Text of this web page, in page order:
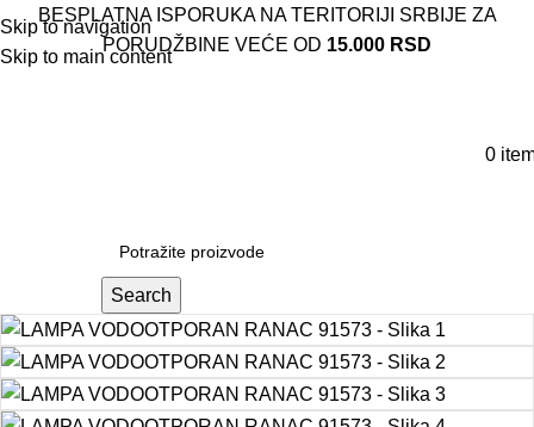
Skip to navigation
Skip to main content
BESPLATNA ISPORUKA NA TERITORIJI SRBIJE ZA
PORUDŽBINE VEĆE OD 15.000 RSD
0
Search